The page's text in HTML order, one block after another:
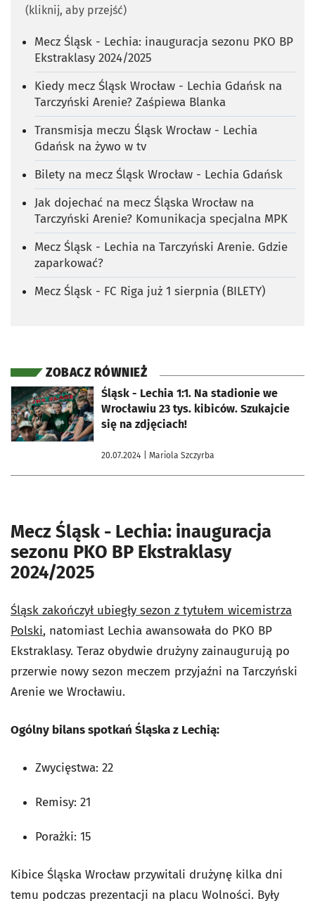
(kliknij, aby przejść)
Mecz Śląsk - Lechia: inauguracja sezonu PKO BP
Ekstraklasy 2024/2025
Kiedy mecz Śląsk Wrocław - Lechia Gdańsk na
Tarczyński Arenie? Zaśpiewa Blanka
Transmisja meczu Śląsk Wrocław - Lechia
Gdańsk na żywo w tv
Bilety na mecz Śląsk Wrocław - Lechia Gdańsk
Jak dojechać na mecz Śląska Wrocław na
Tarczyński Arenie? Komunikacja specjalna MPK
Mecz Śląsk - Lechia na Tarczyński Arenie. Gdzie
zaparkować?
Mecz Śląsk - FC Riga już 1 sierpnia (BILETY)
ZOBACZ RÓWNIEŻ
Śląsk - Lechia 1:1. Na stadionie we
Wrocławiu 23 tys. kibiców. Szukajcie
się na zdjęciach!
20.07.2024 | Mariola Szczyrba
otworzy się w nowej karcie
Mecz Śląsk - Lechia: inauguracja
sezonu PKO BP Ekstraklasy
2024/2025
Śląsk zakończył ubiegły sezon z tytułem wicemistrza
Polski, natomiast Lechia awansowała do PKO BP
Ekstraklasy. Teraz obydwie drużyny zainaugurują po
przerwie nowy sezon meczem przyjaźni na Tarczyński
Arenie we Wrocławiu.
Ogólny bilans spotkań Śląska z Lechią:
Zwycięstwa: 22
Remisy: 21
Porażki: 15
Kibice Śląska Wrocław przywitali drużynę kilka dni
temu podczas prezentacji na placu Wolności. Były